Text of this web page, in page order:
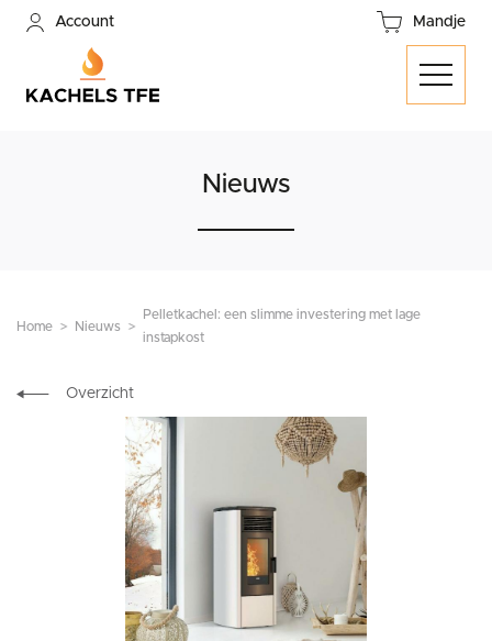
Account Mandje
Nieuws
Home Nieuws
Pelletkachel: een slimme investering met lage
instapkost
Overzicht